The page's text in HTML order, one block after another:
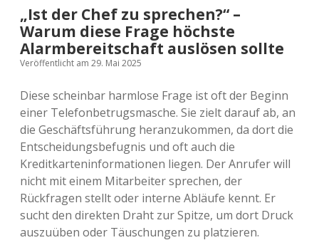
„Ist der Chef zu sprechen?“ –
Warum diese Frage höchste
Alarmbereitschaft auslösen sollte
Veröffentlicht am 29. Mai 2025
Diese scheinbar harmlose Frage ist oft der Beginn
einer Telefonbetrugsmasche. Sie zielt darauf ab, an
die Geschäftsführung heranzukommen, da dort die
Entscheidungsbefugnis und oft auch die
Kreditkarteninformationen liegen. Der Anrufer will
nicht mit einem Mitarbeiter sprechen, der
Rückfragen stellt oder interne Abläufe kennt. Er
sucht den direkten Draht zur Spitze, um dort Druck
auszuüben oder Täuschungen zu platzieren.